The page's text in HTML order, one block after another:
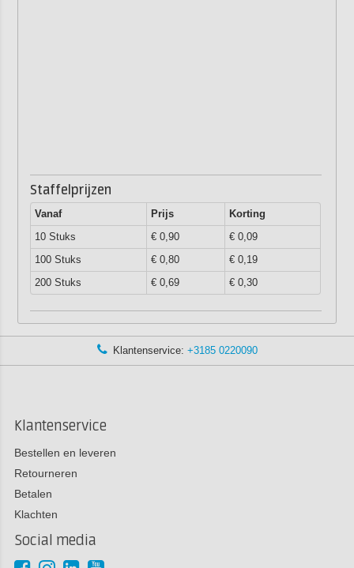
Staffelprijzen
Vanaf Prijs
Korting
10 Stuks
€ 0,90
€ 0,09
100 Stuks
€ 0,80
€ 0,19
200 Stuks
€ 0,69 € 0,30
Klantenservice: +3185 0220090
Klantenservice
Bestellen en leveren
Retourneren
Betalen
Klachten
Social media